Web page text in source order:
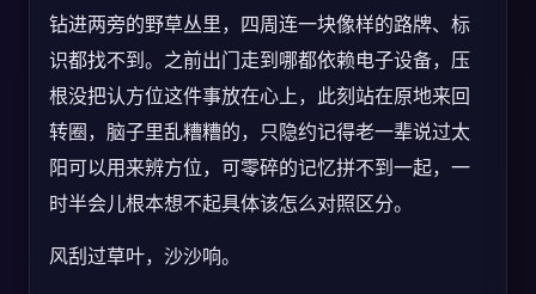
钻进两旁的野草丛里，四周连一块像样的路牌、标
识都找不到。之前出门走到哪都依赖电子设备，压
根没把认方位这件事放在心上，此刻站在原地来回
转圈，脑子里乱糟糟的，只隐约记得老一辈说过太
阳可以用来辨方位，可零碎的记忆拼不到一起，一
时半会儿根本想不起具体该怎么对照区分。
风刮过草叶，沙沙响。